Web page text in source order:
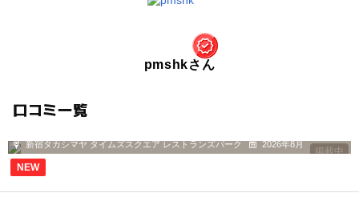
pmshkさん
口コミ一覧
掲載中
新宿タカシマヤ タイムズスクエア レストランズパーク 2026年8月
NEW
9F 子供服フロア